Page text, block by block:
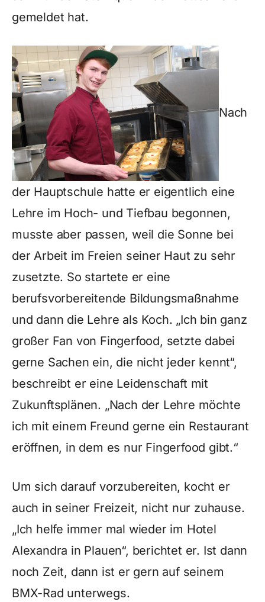
gemeldet hat.
Nach
der Hauptschule hatte er eigentlich eine
Lehre im Hoch- und Tiefbau begonnen,
musste aber passen, weil die Sonne bei
der Arbeit im Freien seiner Haut zu sehr
zusetzte. So startete er eine
berufsvorbereitende Bildungsmaßnahme
und dann die Lehre als Koch. „Ich bin ganz
großer Fan von Fingerfood, setzte dabei
gerne Sachen ein, die nicht jeder kennt“,
beschreibt er eine Leidenschaft mit
Zukunftsplänen. „Nach der Lehre möchte
ich mit einem Freund gerne ein Restaurant
eröffnen, in dem es nur Fingerfood gibt.“
Um sich darauf vorzubereiten, kocht er
auch in seiner Freizeit, nicht nur zuhause.
„Ich helfe immer mal wieder im Hotel
Alexandra in Plauen“, berichtet er. Ist dann
noch Zeit, dann ist er gern auf seinem
BMX-Rad unterwegs.